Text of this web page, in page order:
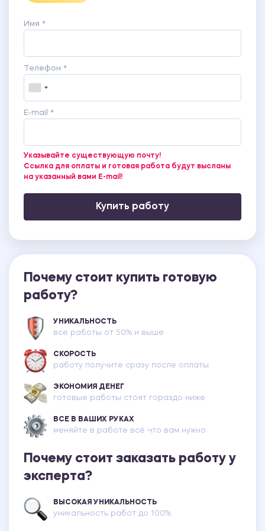
Приложение 7 Структура затрат на содержание
гостиницы и стоимости койко-места в период
2016-2017
2016-2017
Приложение 9 Динамика затрат на содержание
гостиницы и стоимости койко-места в период
2016-2018
себестоимости койко-суток при увлечении койко-
мест
Имя *
Телефон *
E-mail *
Указывайте существующую почту!
Ссылка для оплаты и готовая работа будут высланы
на указанный вами E-mail!
Купить работу
Почему стоит купить готовую
работу?
УНИКАЛЬНОСТЬ
все работы от 50% и выше
СКОРОСТЬ
работу получите сразу после оплаты
ЭКОНОМИЯ ДЕНЕГ
готовые работы стоят гораздо ниже
ВСЕ В ВАШИХ РУКАХ
меняйте в работе всё что вам нужно
Почему стоит заказать работу у
эксперта?
ВЫСОКАЯ УНИКАЛЬНОСТЬ
уникальность работ до 100%